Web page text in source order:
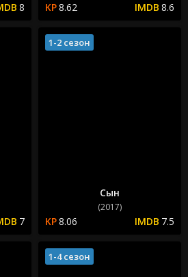
8 8.62 8.6
7
Сын
(2017)
8.06 7.5
1-2 сезон
1-4 сезон